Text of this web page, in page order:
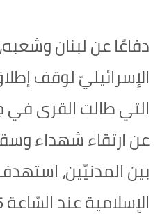
دفاعًا عن لبنان
الإسرائيليّ لوقف
التي طالت القرى في
عن ارتقاء شهداء
بين المدنيّين،